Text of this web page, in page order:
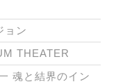
ョン
THEATER
魂と結界のイン